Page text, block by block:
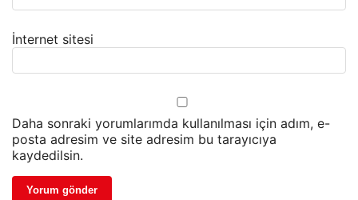
İnternet sitesi
Daha sonraki yorumlarımda kullanılması için adım, e-
posta adresim ve site adresim bu tarayıcıya
kaydedilsin.